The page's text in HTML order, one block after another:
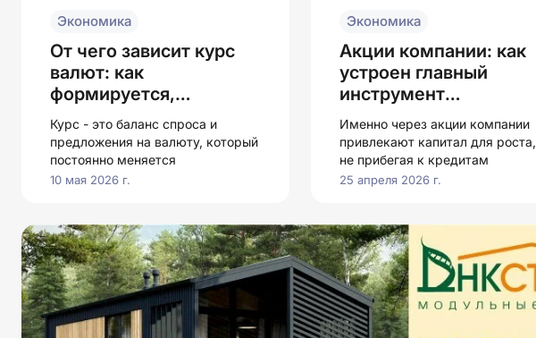
Экономика
От чего зависит курс
валют: как
формируется,
укрепляется и
ослабевает
Курс - это баланс спроса и
предложения на валюту, который
постоянно меняется
10 мая 2026 г.
Экономика
Акции компании: как
устроен главный
инструмент
современного
капитала
Именно через акции компании
привлекают капитал для роста,
не прибегая к кредитам
25 апреля 2026 г.